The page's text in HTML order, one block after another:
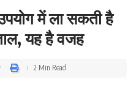
में ला सकती है
यह है वजह
2 Min Read